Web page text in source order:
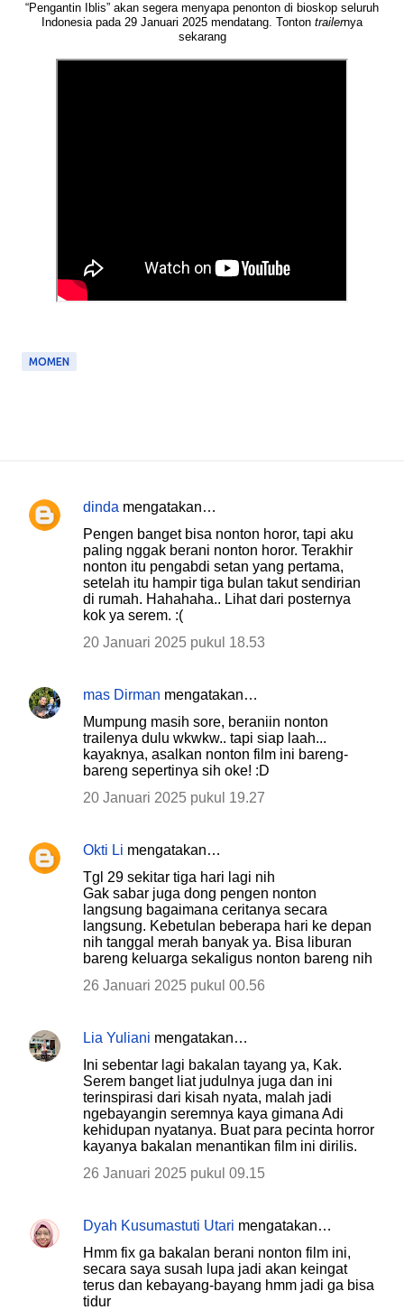
“Pengantin Iblis” akan segera menyapa penonton di bioskop seluruh
Indonesia pada 29 Januari 2025 mendatang. Tonton trailernya
sekarang
MOMEN
K
r
dinda mengatakan…
Pengen banget bisa nonton horor, tapi aku
paling nggak berani nonton horor. Terakhir
nonton itu pengabdi setan yang pertama,
setelah itu hampir tiga bulan takut sendirian
di rumah. Hahahaha.. Lihat dari posternya
kok ya serem. :(
20 Januari 2025 pukul 18.53
mas Dirman mengatakan…
Mumpung masih sore, beraniin nonton
trailenya dulu wkwkw.. tapi siap laah...
kayaknya, asalkan nonton film ini bareng-
bareng sepertinya sih oke! :D
20 Januari 2025 pukul 19.27
Okti Li mengatakan…
Tgl 29 sekitar tiga hari lagi nih
Gak sabar juga dong pengen nonton
langsung bagaimana ceritanya secara
langsung. Kebetulan beberapa hari ke depan
nih tanggal merah banyak ya. Bisa liburan
bareng keluarga sekaligus nonton bareng nih
26 Januari 2025 pukul 00.56
Lia Yuliani mengatakan…
Ini sebentar lagi bakalan tayang ya, Kak.
Serem banget liat judulnya juga dan ini
terinspirasi dari kisah nyata, malah jadi
ngebayangin seremnya kaya gimana Adi
kehidupan nyatanya. Buat para pecinta horror
kayanya bakalan menantikan film ini dirilis.
26 Januari 2025 pukul 09.15
Dyah Kusumastuti Utari mengatakan…
Hmm fix ga bakalan berani nonton film ini,
secara saya susah lupa jadi akan keingat
terus dan kebayang-bayang hmm jadi ga bisa
tidur